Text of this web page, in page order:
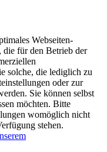
Webseiten-
die für den Betrieb der
solche, die lediglich zu
oder zur
Sie können selbst
möchten. Bitte
womöglich nicht
stehen.